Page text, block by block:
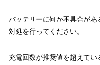
バッテリーに何か不具合が
対処を行ってください。
充電回数が推奨値を超えて